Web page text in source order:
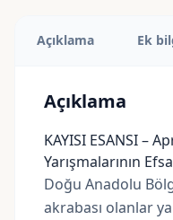
Açıklama Ek
Açıklama
KAYISI ESANSI –
Yarışmalarının
Doğu Anadolu
akrabası olanlar